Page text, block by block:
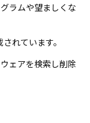
ラムや望ましくな
れています。
ェアを検索し削除